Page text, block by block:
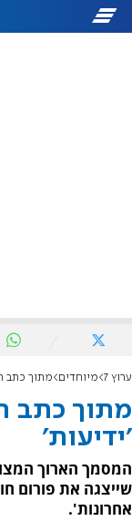
ערוץ 7 מיוחדים מתוך כתב
מתוך כתב
'ידיעות'
המסמך הארוך
שייצגה את פורום
אחרונות'.